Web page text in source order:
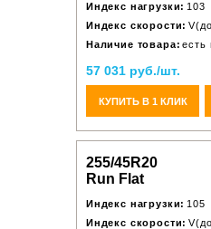
Индекс нагрузки: 103
Индекс скорости:
Наличие товара: есть
57 031 руб./шт.
КУПИТЬ В 1 КЛИК
255/45R20
Run Flat
Индекс нагрузки: 105
Индекс скорости: